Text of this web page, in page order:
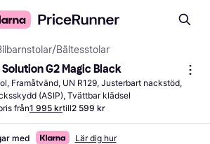
/Bältesstolar
G2 Magic Black
Framåtvänd, UN R129, Justerbart nackstöd,
(ASIP), Tvättbar klädsel
från1 995 krtill2 599 kr
med Lär dig hur